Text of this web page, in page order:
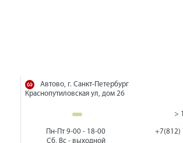
Автово, г. Санкт-Петербург
Краснопутиловская ул, дом 26
>
Пн-Пт 9-00 - 18-00
Сб, Вс - выходной
+7(812)